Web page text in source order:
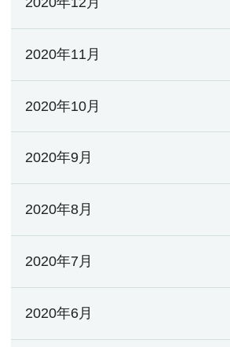
2020年11月
2020年10月
2020年9月
2020年8月
2020年7月
2020年6月